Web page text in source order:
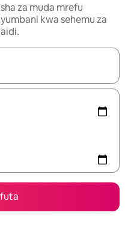
za muda mrefu
kwa sehemu za
vinjari kwa kutumia vitufe vya